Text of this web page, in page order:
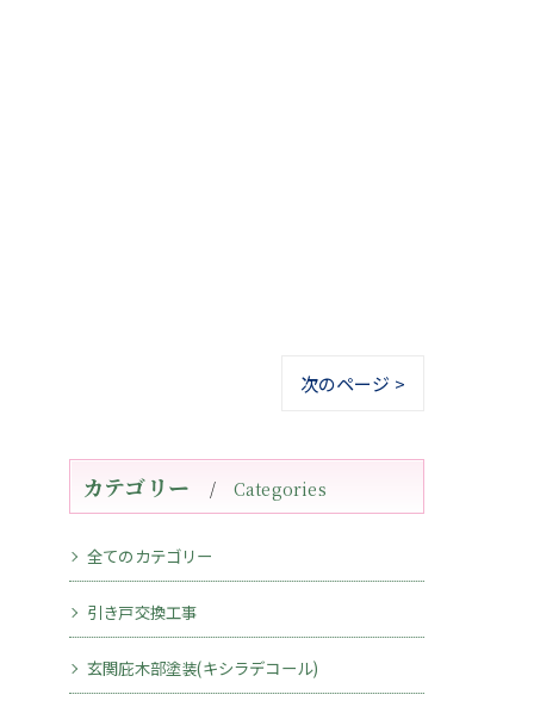
次のページ >
カテゴリー Categories
全てのカテゴリー
引き戸交換工事
玄関庇木部塗装(キシラデコール)